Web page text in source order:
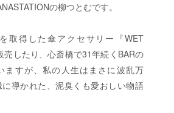
の柳つとむです。
取得した傘アクセサリー『WET
売したり、心斎橋で31年続くBARの
ますが、私の人生はまさに波乱万
導かれた、泥臭くも愛おしい物語